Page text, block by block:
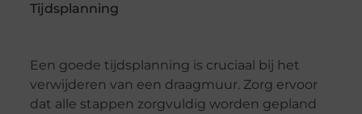
Tijdsplanning
Een goede tijdsplanning is cruciaal bij het
verwijderen van een draagmuur. Zorg ervoor
dat alle stappen zorgvuldig worden gepland